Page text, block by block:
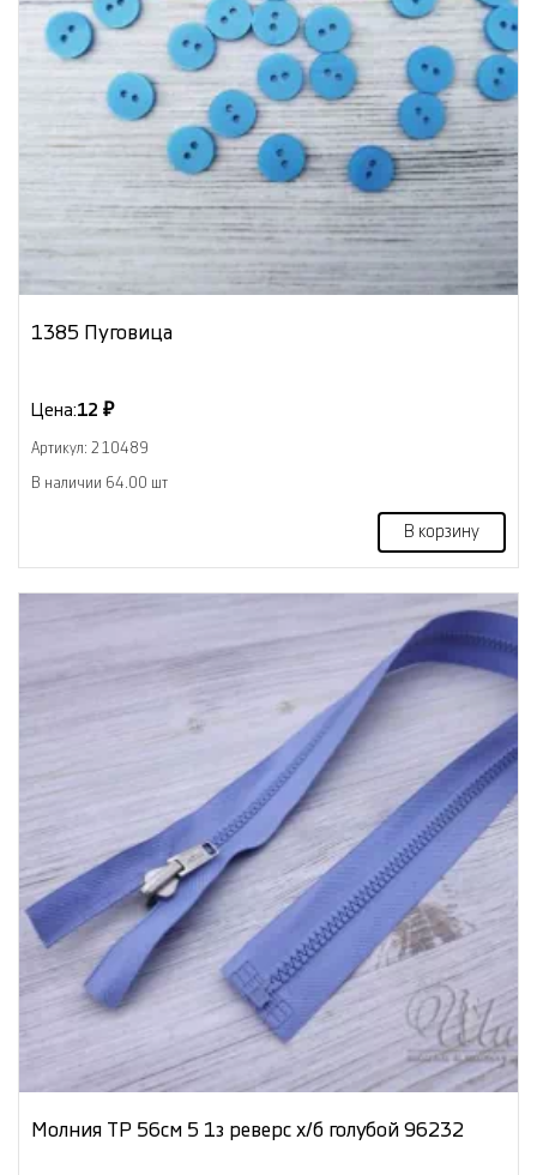
1385 Пуговица
Цена:12 ₽
Артикул: 210489
В наличии 64.00 шт
В корзину
Молния ТР 56см 5 1з реверс х/б голубой 96232